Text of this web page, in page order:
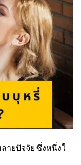
ายปัจจัย ซึ่งหนึ่งใ